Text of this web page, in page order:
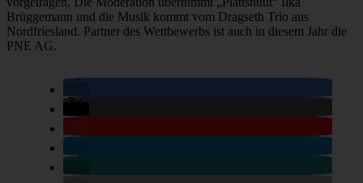
Brüggemann und die Musik kommt vom Dragseth Trio aus
Nordfriesland. Partner des Wettbewerbs ist auch in diesem Jahr die
PNE AG.